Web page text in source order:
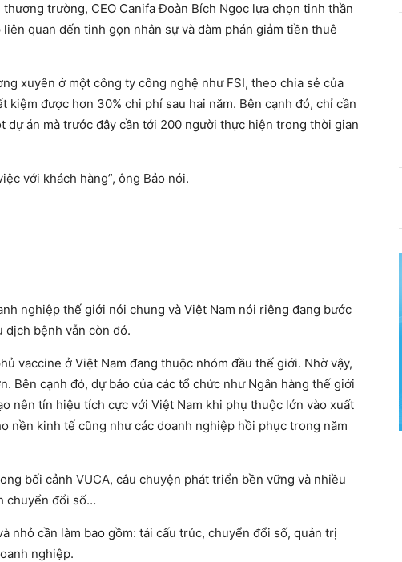
trường, CEO Canifa Đoàn Bích Ngọc lựa chọn tinh thần
quan đến tinh gọn nhân sự và đàm phán giảm tiền thuê
xuyên ở một công ty công nghệ như FSI, theo chia sẻ của
được hơn 30% chi phí sau hai năm. Bên cạnh đó, chỉ cần
án mà trước đây cần tới 200 người thực hiện trong thời gian
với khách hàng”, ông Bảo nói.
nghiệp thế giới nói chung và Việt Nam nói riêng đang bước
bệnh vẫn còn đó.
vaccine ở Việt Nam đang thuộc nhóm đầu thế giới. Nhờ vậy,
Bên cạnh đó, dự báo của các tổ chức như Ngân hàng thế giới
nên tín hiệu tích cực với Việt Nam khi phụ thuộc lớn vào xuất
nền kinh tế cũng như các doanh nghiệp hồi phục trong năm
bối cảnh VUCA, câu chuyện phát triển bền vững và nhiều
chuyển đổi số…
nhỏ cần làm bao gồm: tái cấu trúc, chuyển đổi số, quản trị
nghiệp.